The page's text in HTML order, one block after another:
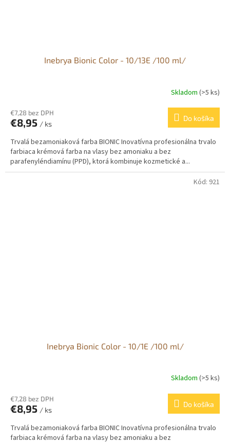
Inebrya Bionic Color - 10/13E /100 ml/
Skladom (>5 ks)
€7,28 bez DPH
€8,95 / ks
Do košíka
Trvalá bezamoniaková farba BIONIC Inovatívna profesionálna trvalo
farbiaca krémová farba na vlasy bez amoniaku a bez
parafenyléndiamínu (PPD), ktorá kombinuje kozmetické a...
Inebrya Bionic Color - 10/1E /100 ml/
Skladom (>5 ks)
€7,28 bez DPH
€8,95 / ks
Do košíka
Trvalá bezamoniaková farba BIONIC Inovatívna profesionálna trvalo
farbiaca krémová farba na vlasy bez amoniaku a bez
Kód: 921